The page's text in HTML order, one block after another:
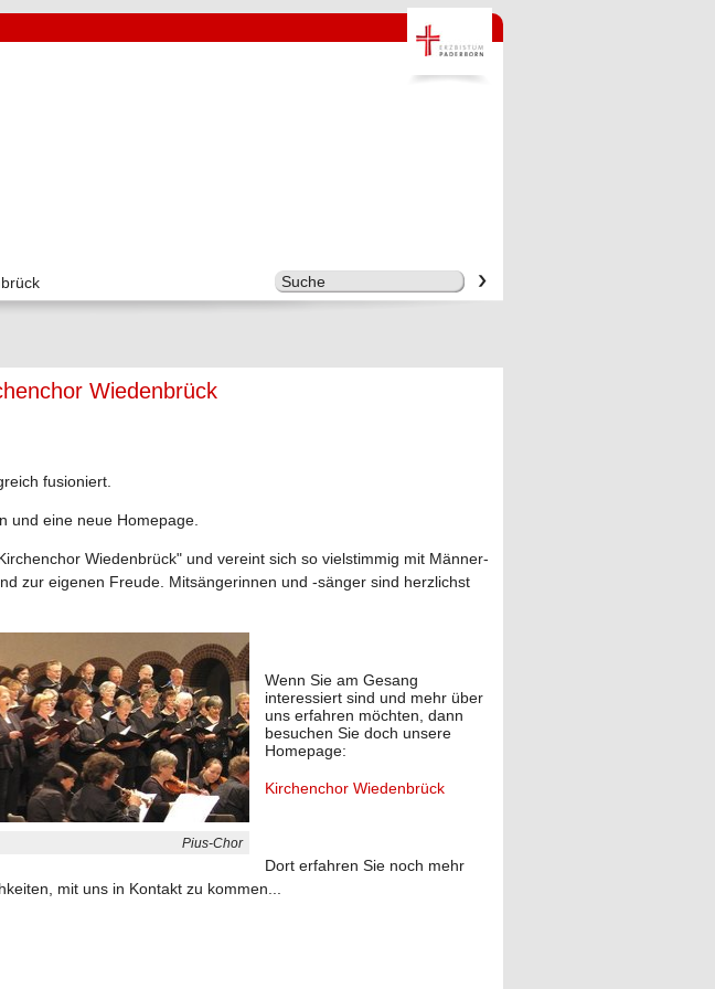
Wiedenbrück
fusioniert.
und eine neue Homepage.
Wiedenbrück" und vereint sich so vielstimmig mit Männer-
zur eigenen Freude. Mitsängerinnen und -sänger sind herzlichst
Pius-Chor
Wenn Sie am Gesang
interessiert sind und mehr über
uns erfahren möchten, dann
besuchen Sie doch unsere
Homepage:
Kirchenchor Wiedenbrück
Dort erfahren Sie noch mehr
mit uns in Kontakt zu kommen...